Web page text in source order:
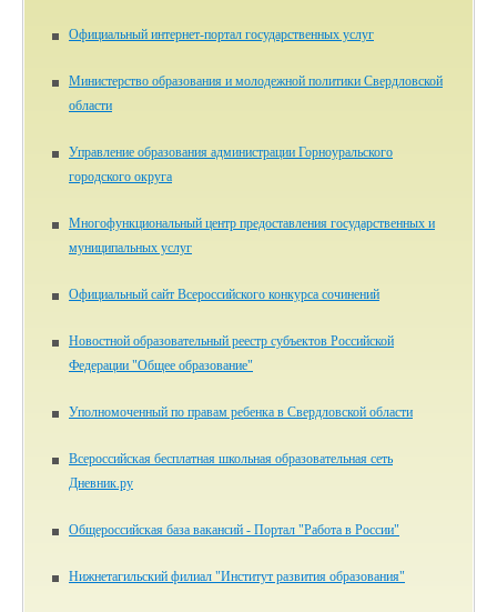
Официальный интернет-портал государственных услуг
Министерство образования и молодежной политики Свердловской
области
Управление образования администрации Горноуральского
городского округа
Многофункциональный центр предоставления государственных и
муниципальных услуг
Официальный сайт Всероссийского конкурса сочинений
Новостной образовательный реестр субъектов Российской
Федерации "Общее образование"
Уполномоченный по правам ребенка в Свердловской области
Всероссийская бесплатная школьная образовательная сеть
Дневник.ру
Общероссийская база вакансий - Портал "Работа в России"
Нижнетагильский филиал "Институт развития образования"